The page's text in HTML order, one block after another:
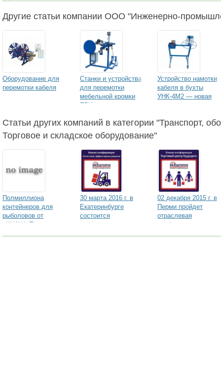
Другие статьи компании ООО "Инженерно-
Оборудование для
перемотки кабеля
Станки и устройства
для перемотки
мебельной кромки
ПВХ
Устройство намотки
кабеля в бухты
УНК-4М2 — новая
Статьи других компаний в категории "Транспорт,
Торговое и складское оборудование"
Полмиллиона
контейнеров для
рыболовов от
«КНАУФ Пенопласт»
30 марта 2016 г. в
Екатеринбурге
состоится
конференция
02 декабря 2015 г. в
Перми пройдет
отраслевая
конференция для